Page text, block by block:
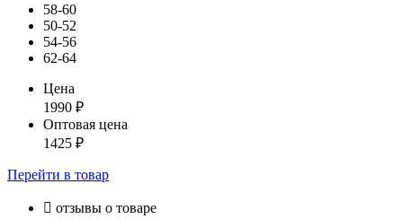
58-60
50-52
54-56
62-64
Цена
1990 ₽
Оптовая цена
1425 ₽
Перейти в товар
 отзывы о товаре